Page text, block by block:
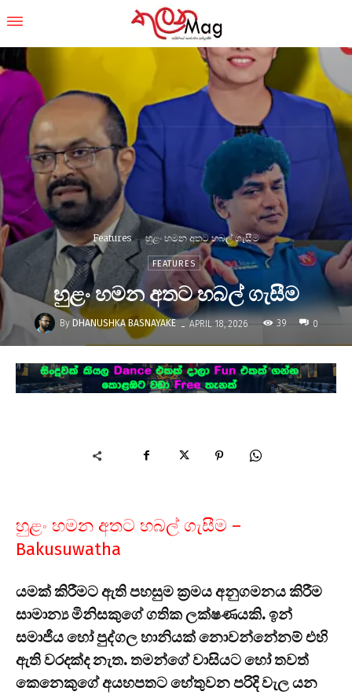
Features හුළං හමන අතට හබල් ගැසීම
FEATURES
හුළං හමන අතට හබල් ගැසීම
By DHANUSHKA BASNAYAKE - APRIL 18, 2026 39 0
හුළං හමන අතට හබල් ගැසීම –
Bakusuwatha
යමක් කිරීමට ඇති පහසුම ක්‍රමය අනුගමනය කිරීම
සාමාන්‍ය මිනිසකුගේ ගතික ලක්ෂණයකි. ඉන්
සමාජීය හෝ පුද්ගල හානියක් නොවන්නේනම් එහි
ඇති වරදක්ද නැත. තමන්ගේ වාසියට හෝ තවත්
කෙනෙකුගේ අයහපතට හේතුවන පරිදි වැල යන